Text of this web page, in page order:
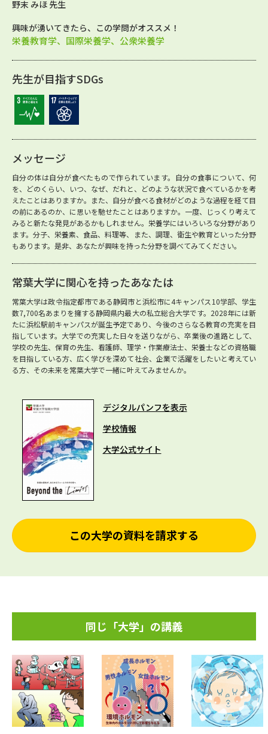
野末 みほ 先生
興味が湧いてきたら、この学問がオススメ！
栄養教育学、国際栄養学、公衆栄養学
先生が目指すSDGs
メッセージ
自分の体は自分が食べたもので作られています。自分の食事について、何
を、どのくらい、いつ、なぜ、だれと、どのような状況で食べているかを考
えたことはありますか。また、自分が食べる食材がどのような過程を経て目
の前にあるのか、に思いを馳せたことはありますか。一度、じっくり考えて
みると新たな発見があるかもしれません。栄養学にはいろいろな分野があり
ます。分子、栄養素、食品、料理等、また、調理、衛生や教育といった分野
もあります。是非、あなたが興味を持った分野を調べてみてください。
常葉大学に関心を持ったあなたは
常葉大学は政令指定都市である静岡市と浜松市に4キャンパス10学部、学生
数7,700名あまりを擁する静岡県内最大の私立総合大学です。2028年には新
たに浜松駅前キャンパスが誕生予定であり、今後のさらなる教育の充実を目
指しています。大学での充実した日々を送りながら、卒業後の進路として、
学校の先生、保育の先生、看護師、理学・作業療法士、栄養士などの資格職
を目指している方、広く学びを深めて社会、企業で活躍をしたいと考えてい
る方、その未来を常葉大学で一緒に叶えてみませんか。
デジタルパンフを表示
学校情報
大学公式サイト
この大学の資料を請求する
同じ「大学」の講義